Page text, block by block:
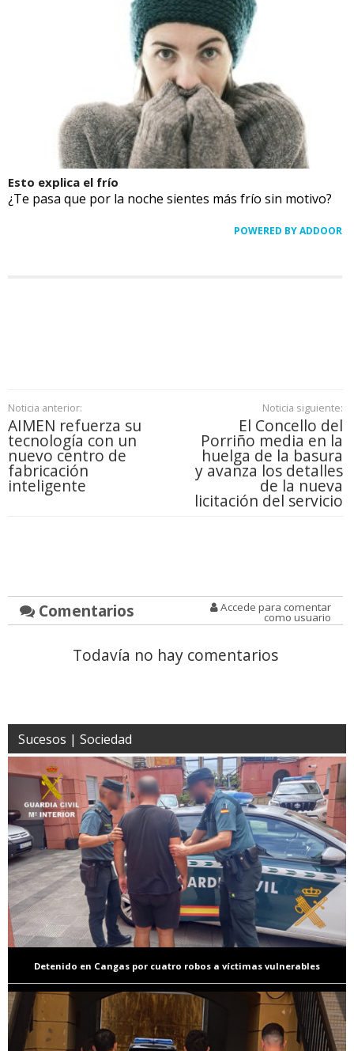
Esto explica el frío
¿Te pasa que por la noche sientes más frío sin motivo?
POWERED BY ADDOOR
Noticia anterior:
AIMEN refuerza su
tecnología con un
nuevo centro de
fabricación
inteligente
Noticia siguiente:
El Concello del
Porriño media en la
huelga de la basura
y avanza los detalles
de la nueva
licitación del servicio
Comentarios Accede para comentar
como usuario
Todavía no hay comentarios
Sucesos | Sociedad
Detenido en Cangas por cuatro robos a víctimas vulnerables